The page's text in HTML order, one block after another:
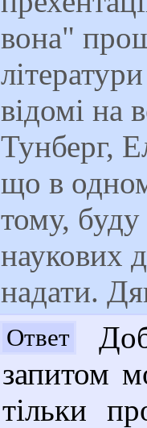
вона"
відомі на
Тунберг,
що в
тому,
наукових
надати.
Ответ
запитом
тільки